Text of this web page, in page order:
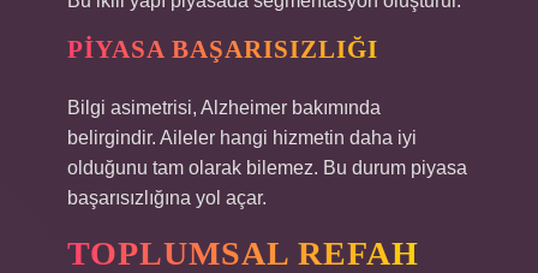
PIYASA BAŞARISIZLIĞI
Bilgi asimetrisi, Alzheimer bakımında
belirgindir. Aileler hangi hizmetin daha iyi
olduğunu tam olarak bilemez. Bu durum piyasa
başarısızlığına yol açar.
TOPLUMSAL REFAH